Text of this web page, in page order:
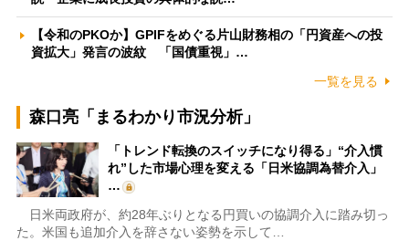
【令和のPKOか】GPIFをめぐる片山財務相の「円資産への投
資拡大」発言の波紋 「国債重視」…
一覧を見る
森口亮「まるわかり市況分析」
「トレンド転換のスイッチになり得る」“介入慣
れ”した市場心理を変える「日米協調為替介入」
…
日米両政府が、約28年ぶりとなる円買いの協調介入に踏み切っ
た。米国も追加介入を辞さない姿勢を示して…